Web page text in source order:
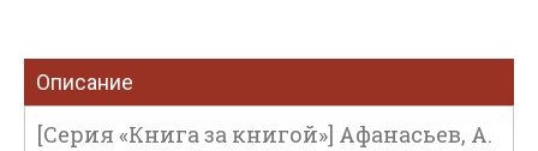
Описание
[Серия «Книга за книгой»] Афанасьев, А.